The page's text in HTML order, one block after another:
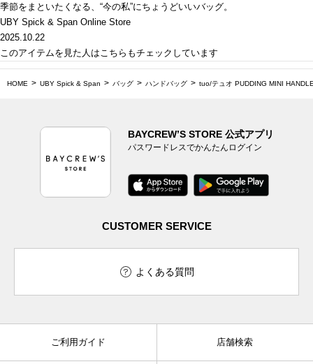
季節をまといたくなる、“今の私”にちょうどいいバッグ。
UBY Spick & Span Online Store
2025.10.22
このアイテムを見た人はこちらもチェックしています
HOME UBY Spick & Span バッグ ハンドバッグ tuo/テュオ PUDDING MINI
BAYCREW’S STORE 公式アプリ
パスワードレスでかんたんログイン
CUSTOMER SERVICE
よくある質問
ご利用ガイド 店舗検索